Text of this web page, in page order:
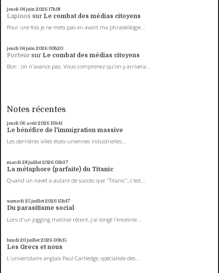
jeudi 04juin 202617h18
Lapinos sur Le combat des médias citoyens
Pour une fois je ne mets pas en avant ma phraséologie...
jeudi 04juin 2026 00h20
Porteur sur Le combat des médias citoyens
Bon : on n'avance pas. Vous comprenez qu'on y arrivera...
Notes récentes
jeudi 06 août 202613h41
Le bénéfice de l'immigration massive
Les dernières villes états-uniennes industrielles...
mardi 28juillet 2026 01h37
La métaphore (parfaite) du Titanic
Quand un navet a autant de succès que "Titanic", c'est...
samedi 25juillet 202615h47
Du parasitisme social
Lors d'un jogging matinal récent, j'ai longé l'enceinte...
lundi 20juillet 2026 00h15
Les Grecs et nous
L'universitaire anglais Paul Cartledge, spécialiste des...